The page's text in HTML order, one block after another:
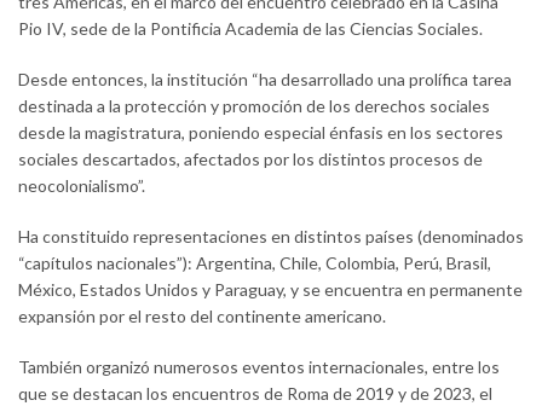
Pio IV, sede de la Pontificia Academia de las Ciencias Sociales.
Desde entonces, la institución “ha desarrollado una prolífica tarea
destinada a la protección y promoción de los derechos sociales
desde la magistratura, poniendo especial énfasis en los sectores
sociales descartados, afectados por los distintos procesos de
neocolonialismo”.
Ha constituido representaciones en distintos países (denominados
“capítulos nacionales”): Argentina, Chile, Colombia, Perú, Brasil,
México, Estados Unidos y Paraguay, y se encuentra en permanente
expansión por el resto del continente americano.
También organizó numerosos eventos internacionales, entre los
que se destacan los encuentros de Roma de 2019 y de 2023, el